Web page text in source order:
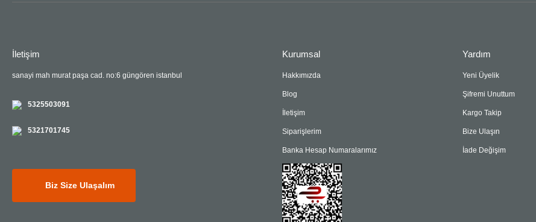
İletişim
sanayi mah murat paşa cad. no:6 güngören istanbul
5325503091
5321701745
Biz Size Ulaşalım
Kurumsal
Hakkımızda
Blog
İletişim
Siparişlerim
Banka Hesap Numaralarımız
Yardım
Yeni Üyelik
Şifremi Unuttum
Kargo Takip
Bize Ulaşın
İade Değişim